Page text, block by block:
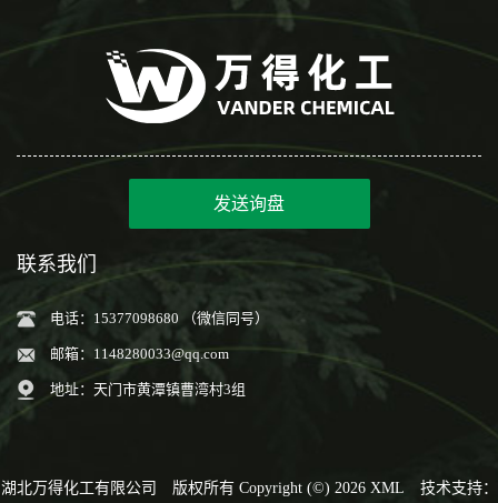
发送询盘
联系我们
电话：15377098680 （微信同号）
邮箱： 1148280033@qq.com
地址：天门市黄潭镇曹湾村3组
湖北万得化工有限公司 版权所有 Copyright (©) 2026 XML 技术支持：